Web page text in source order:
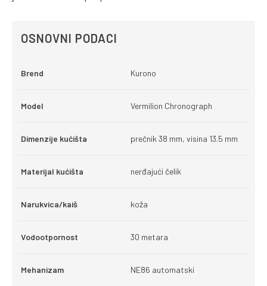
OSNOVNI PODACI
Brend Kurono
Model Vermilion Chronograph
Dimenzije kućišta prečnik 38 mm, visina 13.5 mm
Materijal kućišta nerđajući čelik
Narukvica/kaiš koža
Vodootpornost 30 metara
Mehanizam NE86 automatski